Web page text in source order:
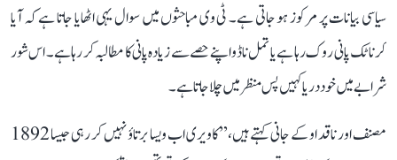
سیاسی بیانات پر مرکوز ہو جاتی ہے۔ ٹی وی مباحثوں میں سوال یہی اٹھایا جاتا ہے کہ آیا
کرناٹک پانی روک رہا ہے یا تمل ناڈو اپنے حصے سے زیادہ پانی کا مطالبہ کر رہا ہے۔ اس شور
شرابے میں خود دریا کہیں پس منظر میں چلا جاتا ہے۔
مصنف اور ناقد او کے جانی کہتے ہیں، ’’کاویری اب ویسا برتاؤ نہیں کر رہی جیسا 1892